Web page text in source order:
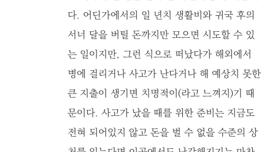
다. 어딘가에서의 일 년치 생활비와 귀국 후의
서너 달을 버틸 돈까지만 모으면 시도할 수 있
는 일이지만, 그런 식으로 떠났다가 해외에서
병에 걸리거나 사고가 난다거나 해 예상치 못한
큰 지출이 생기면 치명적이(라고 느껴지)기 때
문이다. 사고가 났을 때를 위한 준비는 지금도
전혀 되어있지 않고 돈을 벌 수 없을 수준의 상